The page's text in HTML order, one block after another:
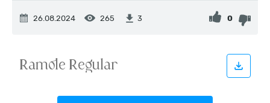
26.08.2024 265 3 0